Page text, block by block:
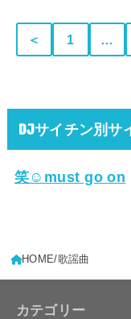
＜ 1 …
DJサイチン別サ
笑☺must go on
HOME 歌謡曲
カテゴリー